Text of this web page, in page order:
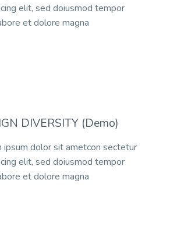
elit, sed doiusmod tempor
et dolore magna
DIVERSITY (Demo)
ipsum dolor sit ametcon sectetur
elit, sed doiusmod tempor
et dolore magna